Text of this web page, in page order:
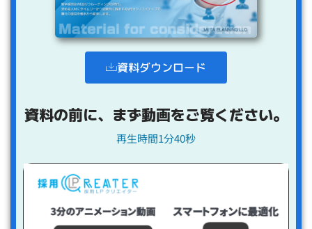
資料ダウンロード
資料の前に、まず動画をご覧ください。
再生時間1分40秒